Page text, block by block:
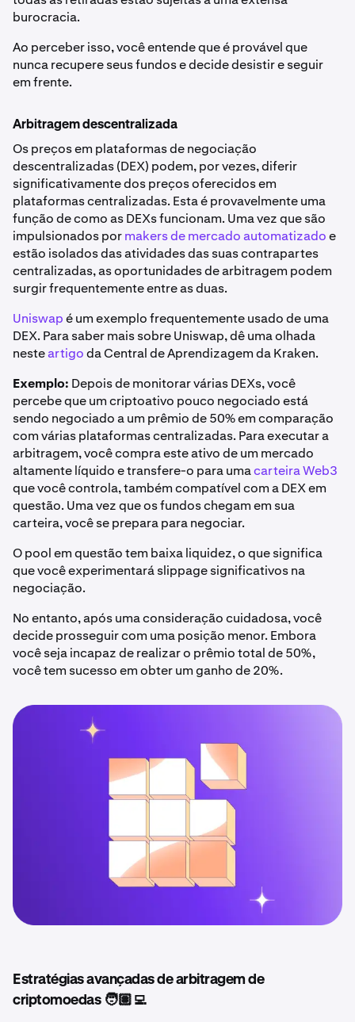
burocracia.
Ao perceber isso, você entende que é provável que
nunca recupere seus fundos e decide desistir e seguir
em frente.
Arbitragem descentralizada
Os preços em plataformas de negociação
descentralizadas (DEX) podem, por vezes, diferir
significativamente dos preços oferecidos em
plataformas centralizadas. Esta é provavelmente uma
função de como as DEXs funcionam. Uma vez que são
impulsionados pormakers de mercado automatizadoe
estão isolados das atividades das suas contrapartes
centralizadas, as oportunidades de arbitragem podem
surgir frequentemente entre as duas.
Uniswapé um exemplo frequentemente usado de uma
DEX. Para saber mais sobre Uniswap, dê uma olhada
nesteartigoda Central de Aprendizagem da Kraken.
Exemplo: Depois de monitorar várias DEXs, você
percebe que um criptoativo pouco negociado está
sendo negociado a um prêmio de 50% em comparação
com várias plataformas centralizadas. Para executar a
arbitragem, você compra este ativo de um mercado
altamente líquido e transfere-o para umacarteira Web3
que você controla, também compatível com a DEX em
questão. Uma vez que os fundos chegam em sua
carteira, você se prepara para negociar.
O pool em questão tem baixa liquidez, o que significa
que você experimentará slippage significativos na
negociação.
No entanto, após uma consideração cuidadosa, você
decide prosseguir com uma posição menor. Embora
você seja incapaz de realizar o prêmio total de 50%,
você tem sucesso em obter um ganho de 20%.
Estratégias avançadas de arbitragem de
criptomoedas 🧑🏽‍💻